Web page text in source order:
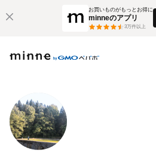
お買いものがもっとお得に
minneのアプリ
3万件以上